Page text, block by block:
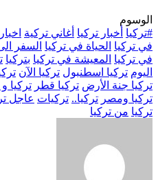
الوسوم
#تركيا أخبار تركيا أغاني تركية
في تركيا الحياة في تركيا السفر
في تركيا المعيشة في تركيا بتركيا
اليوم تركيا اسطنبول تركيا الآن
تركيا جنة الأرض تركيا قطر تركيا
تركيا ومصر تركيا.. تركيات عاجل
تركيا من تركيا